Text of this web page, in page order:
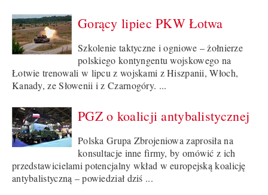
Gorący lipiec PKW Łotwa
Szkolenie taktyczne i ogniowe – żołnierze
polskiego kontyngentu wojskowego na
Łotwie trenowali w lipcu z wojskami z Hiszpanii, Włoch,
Kanady, ze Słowenii i z Czarnogóry. ...
PGZ o koalicji antybalistycznej
Polska Grupa Zbrojeniowa zaprosiła na
konsultacje inne firmy, by omówić z ich
przedstawicielami potencjalny wkład w europejską koalicję
antybalistyczną – powiedział dziś ...